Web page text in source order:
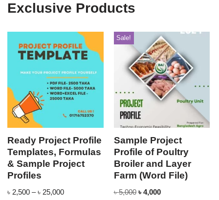
Exclusive Products
Sample Project
Profile of Poultry
Broiler and Layer
Farm (Word File)
৳5,000 ৳4,000
Sale!
Sample project
profile of Fishery and
Fish Processing
Plant (Word file)
৳5,000 ৳4,000